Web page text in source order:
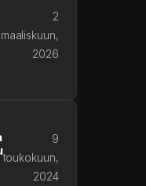
2
maaliskuun,
2026
9
toukokuun,
2024